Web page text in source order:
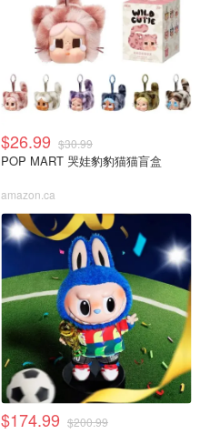
$26.99 $30.99
POP MART 哭娃豹豹猫猫盲盒
amazon.ca
$174.99 $200.99